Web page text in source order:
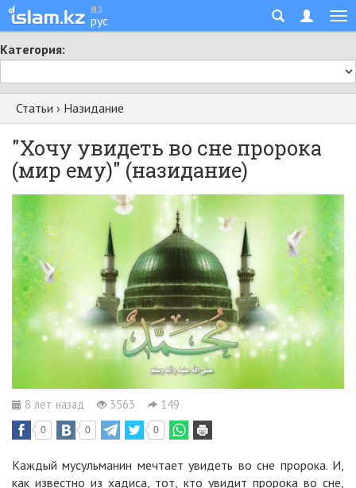
қаз
рус
Категория:
Статьи › Назидание
"Хочу увидеть во сне пророка
(мир ему)" (назидание)
8 лет назад 3563 149
0 0 0
Каждый мусульманин мечтает увидеть во сне пророка. И,
как известно из хадиса, тот, кто увидит пророка во сне,